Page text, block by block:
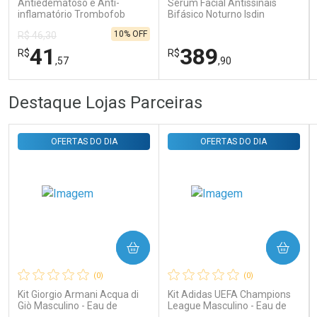
Antiedematoso e Anti-
inflamatório Trombofob
R$ 46,30
R$41 ,57
10% OFF
FECHAR
Laboratório
Comprar sem Desconto
Por R$ 41,57/cada
FECHAR
Por Menos
Comprar sem Desconto
Por R$ 41,57/cada
Sérum Facial Antissinais
Bifásico Noturno Isdin
R$389,90
Comprar sem Desconto
Por R$ 389,90/cada
Por Menos
Comprar sem Desconto
Por R$ 389,90/cada
Destaque Lojas Parceiras
(0)
Kit Giorgio Armani Acqua di
Giò Masculino - Eau de
OFERTAS DO DIA
COMPRAR
(0)
Kit Adidas UEFA Champions
League Masculino - Eau de
OFERTAS DO DIA
COMPRAR